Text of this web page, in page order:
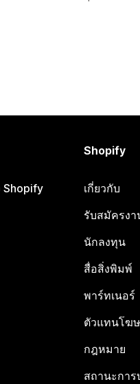
Shopify
Shopify
เกี่ยวกับ
รับสมัครงา
นักลงทุน
สื่อสิ่งพิมพ์
พาร์ทเนอร์
ตัวแทนโฆ
กฎหมาย
สถานะการ